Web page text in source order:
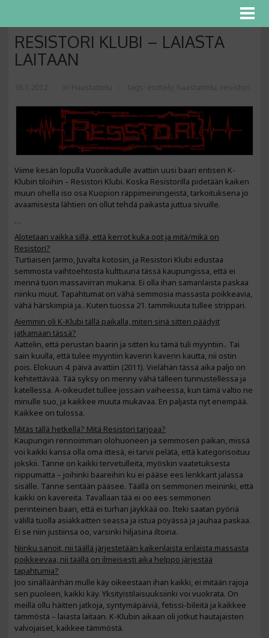
RESISTORI KLUBI – LAIASTA
LAITAAN
Viime kesän lopulla Vuorikadulle avattiin uusi baari entisen K-
Klubin tiloihin – Resistori Klubi. Koska Resistorilla pidetään kaiken
muun ohella iso osa Kuopion räppimeiningeistä, tarkoituksena jo
avaamisesta lähtien on ollut tehdä paikasta juttua sivuille.
…
Alotetaan vaikka sillä, että kerrot kuka oot ja mitä/mikä on
Resistori?
Turtiaisen Jarmo, Juvalta kotosin, ja Resistori Klubi edustaa
semmosta vaihtoehtosta kulttuuria tässä kaupungissa, että ei
mennä tuon massavirran mukana. Ei olla ihan samanlaista paskaa
niinku muut. Tapahtumat on vähä semmosia massasta poikkeavia,
vähä härskimpiä ja.. Kuten tuossa 21. tammikuuta tullee strippari.
Aiemmin oli K-Klubi tällä paikalla, miten sinä sitten päädyit
jatkamaan tässä?
Aattelin, että perustan baarin ja sitten ku tämä tuli myyntiin.. Tai
sain kuulla, että tulee myyntiin kaverin kaverin kautta, nii ostin
pois. Elokuun 4. päivä avattiin (2011). Vielähän tässä aika paljo on
kehitettävää. Tää syksy on menny vähä tälleen tunnustellessa ja
katellessa. A-oikeudet tullee jossain vaiheessa, kun tämä valtio ne
minulle suo, ja kaikkee muuta mukavaa. En paljasta nyt enempää.
Kaikkee on tulossa.
Mitäs tällä hetkellä? Mitä Resistori tarjoaa?
Kaupungin rennoimman olohuoneen ja semmosen paikan, missä
voi kaikki kansa olla oma ittesä, ei tarvii pelätä, että kategorisoituu
jokskii. Tänne on kaikki tervetulleita, myöskin vaatetuksesta
riippumatta – joihinki baareihin ku ei pääse ees lenkkarit jalassa
sisälle. Tänne sentään pääsee. Täällä on semmonen meininki, että
kaikki on kavereita. Tavallaan tää ei oo ees semmonen
perinteinen baari, että ei turhan jäykkää oo. Iteki saatan pyöriä
välillä tuolla asiakkaitten seassa ja istua pöyässä ja jauhaa paskaa.
Ei se niin justiinsa oo, varsinki hiljasina iltoina.
Niinku sanoit, nii täällä järjestetään kaikenlaista erilaista massasta
poikkeevaa, nii täällä on ilmeisesti aika helppo järjestää
tapahtumia?
Joo sinälläänhän mulle käy oikeestaan ihan kaikki, ei mitään rajoja
sen puoleen, kaikki käy. Yksityistilaisuuksiinki voi vuokrata. On
meillä ollu häitten jatkoja, syntymäpäiviä, fetissi-bileitä ja kaikkee
tämmöstä – laiasta laitaan. K-Klubin aikaan oli jotkut hautajaisten
valvojaiset, kaikkee tämmöstä.